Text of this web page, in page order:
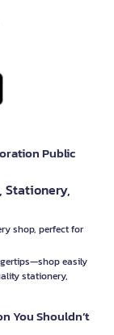
Public
Stationery,
shop, perfect for
easily
stationery,
You Shouldn’t